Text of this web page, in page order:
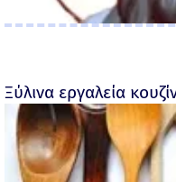
Ξύλινα εργαλεία